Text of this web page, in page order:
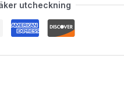
utcheckning